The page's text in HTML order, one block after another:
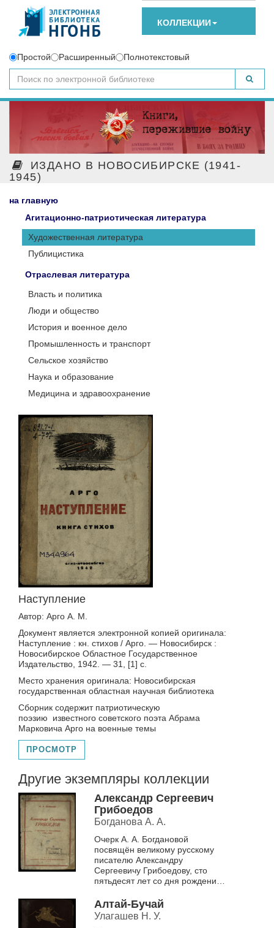
КОЛЛЕКЦИИ
Простой Расширенный Полнотекстовый
ИЗДАНО В НОВОСИБИРСКЕ (1941-
1945)
на главную
Агитационно-патриотическая литература
Художественная литература
Публицистика
Отраслевая литература
Власть и политика
Люди и общество
История и военное дело
Промышленность и транспорт
Сельское хозяйство
Наука и образование
Медицина и здравоохранение
Наступление
Автор: Арго А. М.
Документ является электронной копией оригинала:
Наступление : кн. стихов / Арго. — Новосибирск :
Новосибирское Областное Государственное
Издательство, 1942. — 31, [1] с.
Место хранения оригинала: Новосибирская
государственная областная научная библиотека
Сборник содержит патриотическую
поэзию известного советского поэта Абрама
Марковича Арго на военные темы
ПРОСМОТР
Другие экземпляры коллекции
Александр Сергеевич
Грибоедов
Богданова А. А.
Очерк А. А. Богдановой
посвящён великому русскому
писателю Александру
Сергеевичу Грибоедову, сто
пятьдесят лет со дня рождения
1945 г. Высокие идеалы
человека-гражданина,...
Алтай-Бучай
Улагашев Н. У.